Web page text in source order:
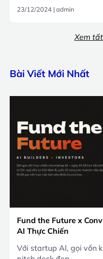
23/12/2024 |admin
Xem
Bài Viết Mới Nhất
Fund the Future x
AI Thực Chiến
Với startup AI, gọi vốn